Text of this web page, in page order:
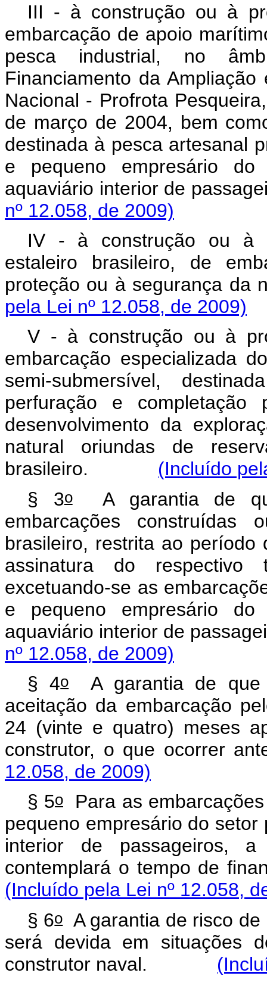
III - à construção ou à
embarcação de apoio
pesca industrial, no
Financiamento da
Nacional - Profrota
de março de 2004, bem
destinada à pesca artesanal
e pequeno empresário
aquaviário interior de
nº 12.058, de 2009)
IV - à construção ou à
estaleiro brasileiro, de
proteção ou à
pela Lei nº 12.058, de 2009)
V - à construção ou à
embarcação especializada
semi-submersível,
perfuração e
desenvolvimento da
natural oriundas de
brasileiro. (Incluído
§ 3oA garantia de
embarcações construídas
brasileiro, restrita ao
assinatura do
excetuando-se as
e pequeno empresário
aquaviário interior de
nº 12.058, de 2009)
§ 4oA garantia de
aceitação da embarcação
24 (vinte e quatro) meses
construtor, o que
12.058, de 2009)
§ 5oPara as embarcações
pequeno empresário do
interior de
contemplará o tempo de
(Incluído pela Lei nº 12.058,
§ 6oA garantia de risco de
será devida em situações
construtor naval.